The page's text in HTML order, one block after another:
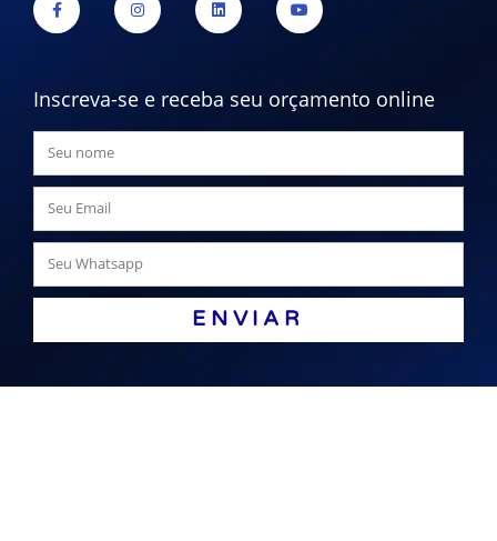
Inscreva-se e receba seu orçamento online
ENVIAR